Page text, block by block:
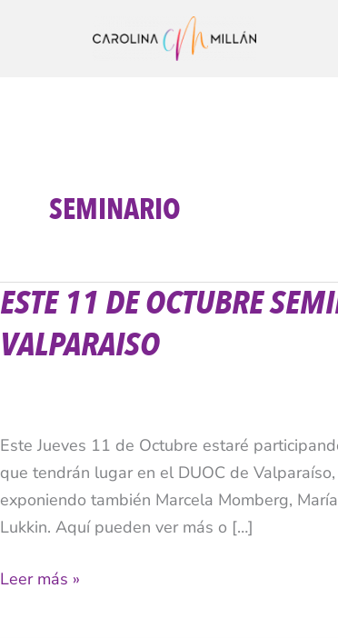
SEMINARIO
ESTE 11 DE OCTUBRE
VALPARAISO
Este Jueves 11 de Octubre estaré
que tendrán lugar en el DUOC de
exponiendo también Marcela Momberg,
Lukkin. Aquí pueden ver más o […]
Este
De
en
DUOC
Valparaiso
Leer más »